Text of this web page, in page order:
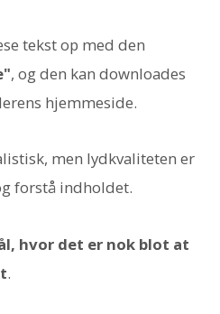
tekst op med den
, og den kan downloades
hjemmeside.
men lydkvaliteten er
forstå indholdet.
hvor det er nok blot at
.